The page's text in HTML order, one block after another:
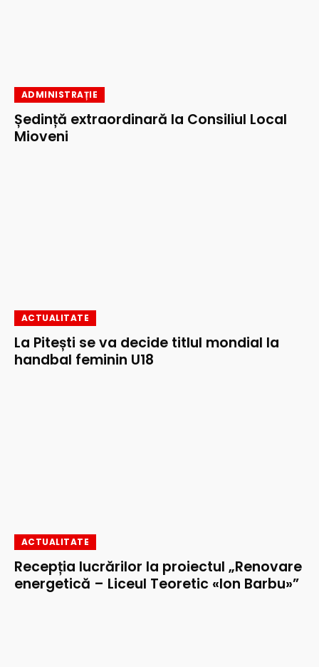
ADMINISTRAȚIE
Ședință extraordinară la Consiliul Local
Mioveni
ACTUALITATE
La Pitești se va decide titlul mondial la
handbal feminin U18
ACTUALITATE
Recepția lucrărilor la proiectul „Renovare
energetică – Liceul Teoretic «Ion Barbu»”